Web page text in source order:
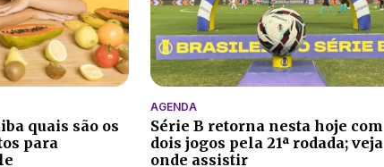
quais são os
para
AGENDA
Série B retorna nesta hoje com
dois jogos pela 21ª rodada; veja
onde assistir